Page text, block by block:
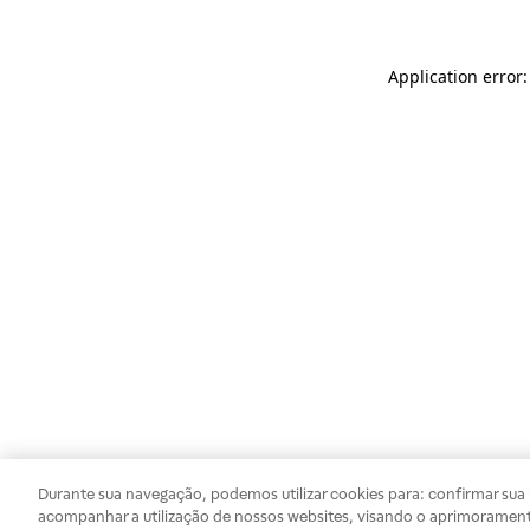
Application
Durante sua navegação, podemos utilizar cookies para: confirmar
acompanhar a utilização de nossos websites, visando o